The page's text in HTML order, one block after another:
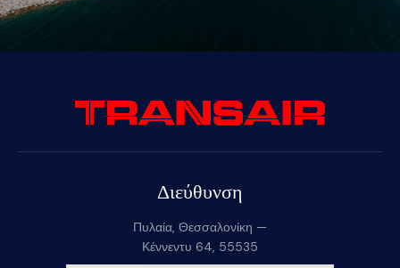
Διεύθυνση
Πυλαία, Θεσσαλονίκη —
Κέννεντυ 64, 55535